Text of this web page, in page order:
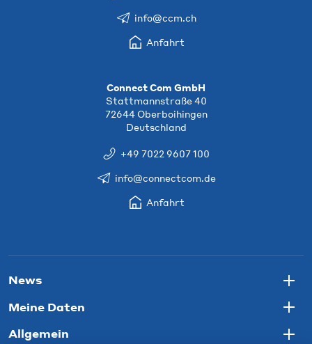
info@ccm.ch
Anfahrt
Connect Com GmbH
Stattmannstraße 40
72644 Oberboihingen
Deutschland
+49 7022 9607 100
info@connectcom.de
Anfahrt
News
Meine Daten
Allgemein